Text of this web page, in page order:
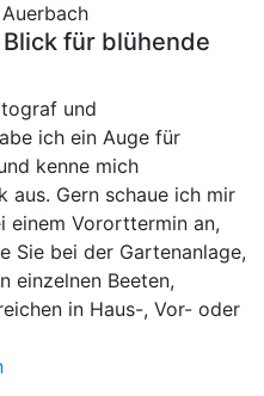
für blühende
und
ich ein Auge für
kenne mich
aus. Gern schaue ich mir
einem Vororttermin an,
Sie bei der Gartenanlage,
einzelnen Beeten,
in Haus-, Vor- oder